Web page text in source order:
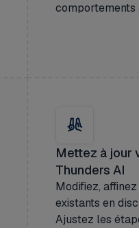
comportements
Mettez à jour
Thunders AI
Modifiez,
existants en
Ajustez les